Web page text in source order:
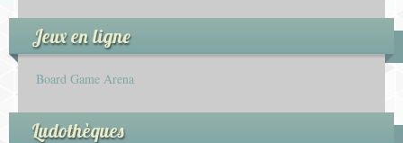
Jeux en ligne
Board Game Arena
Ludothèques